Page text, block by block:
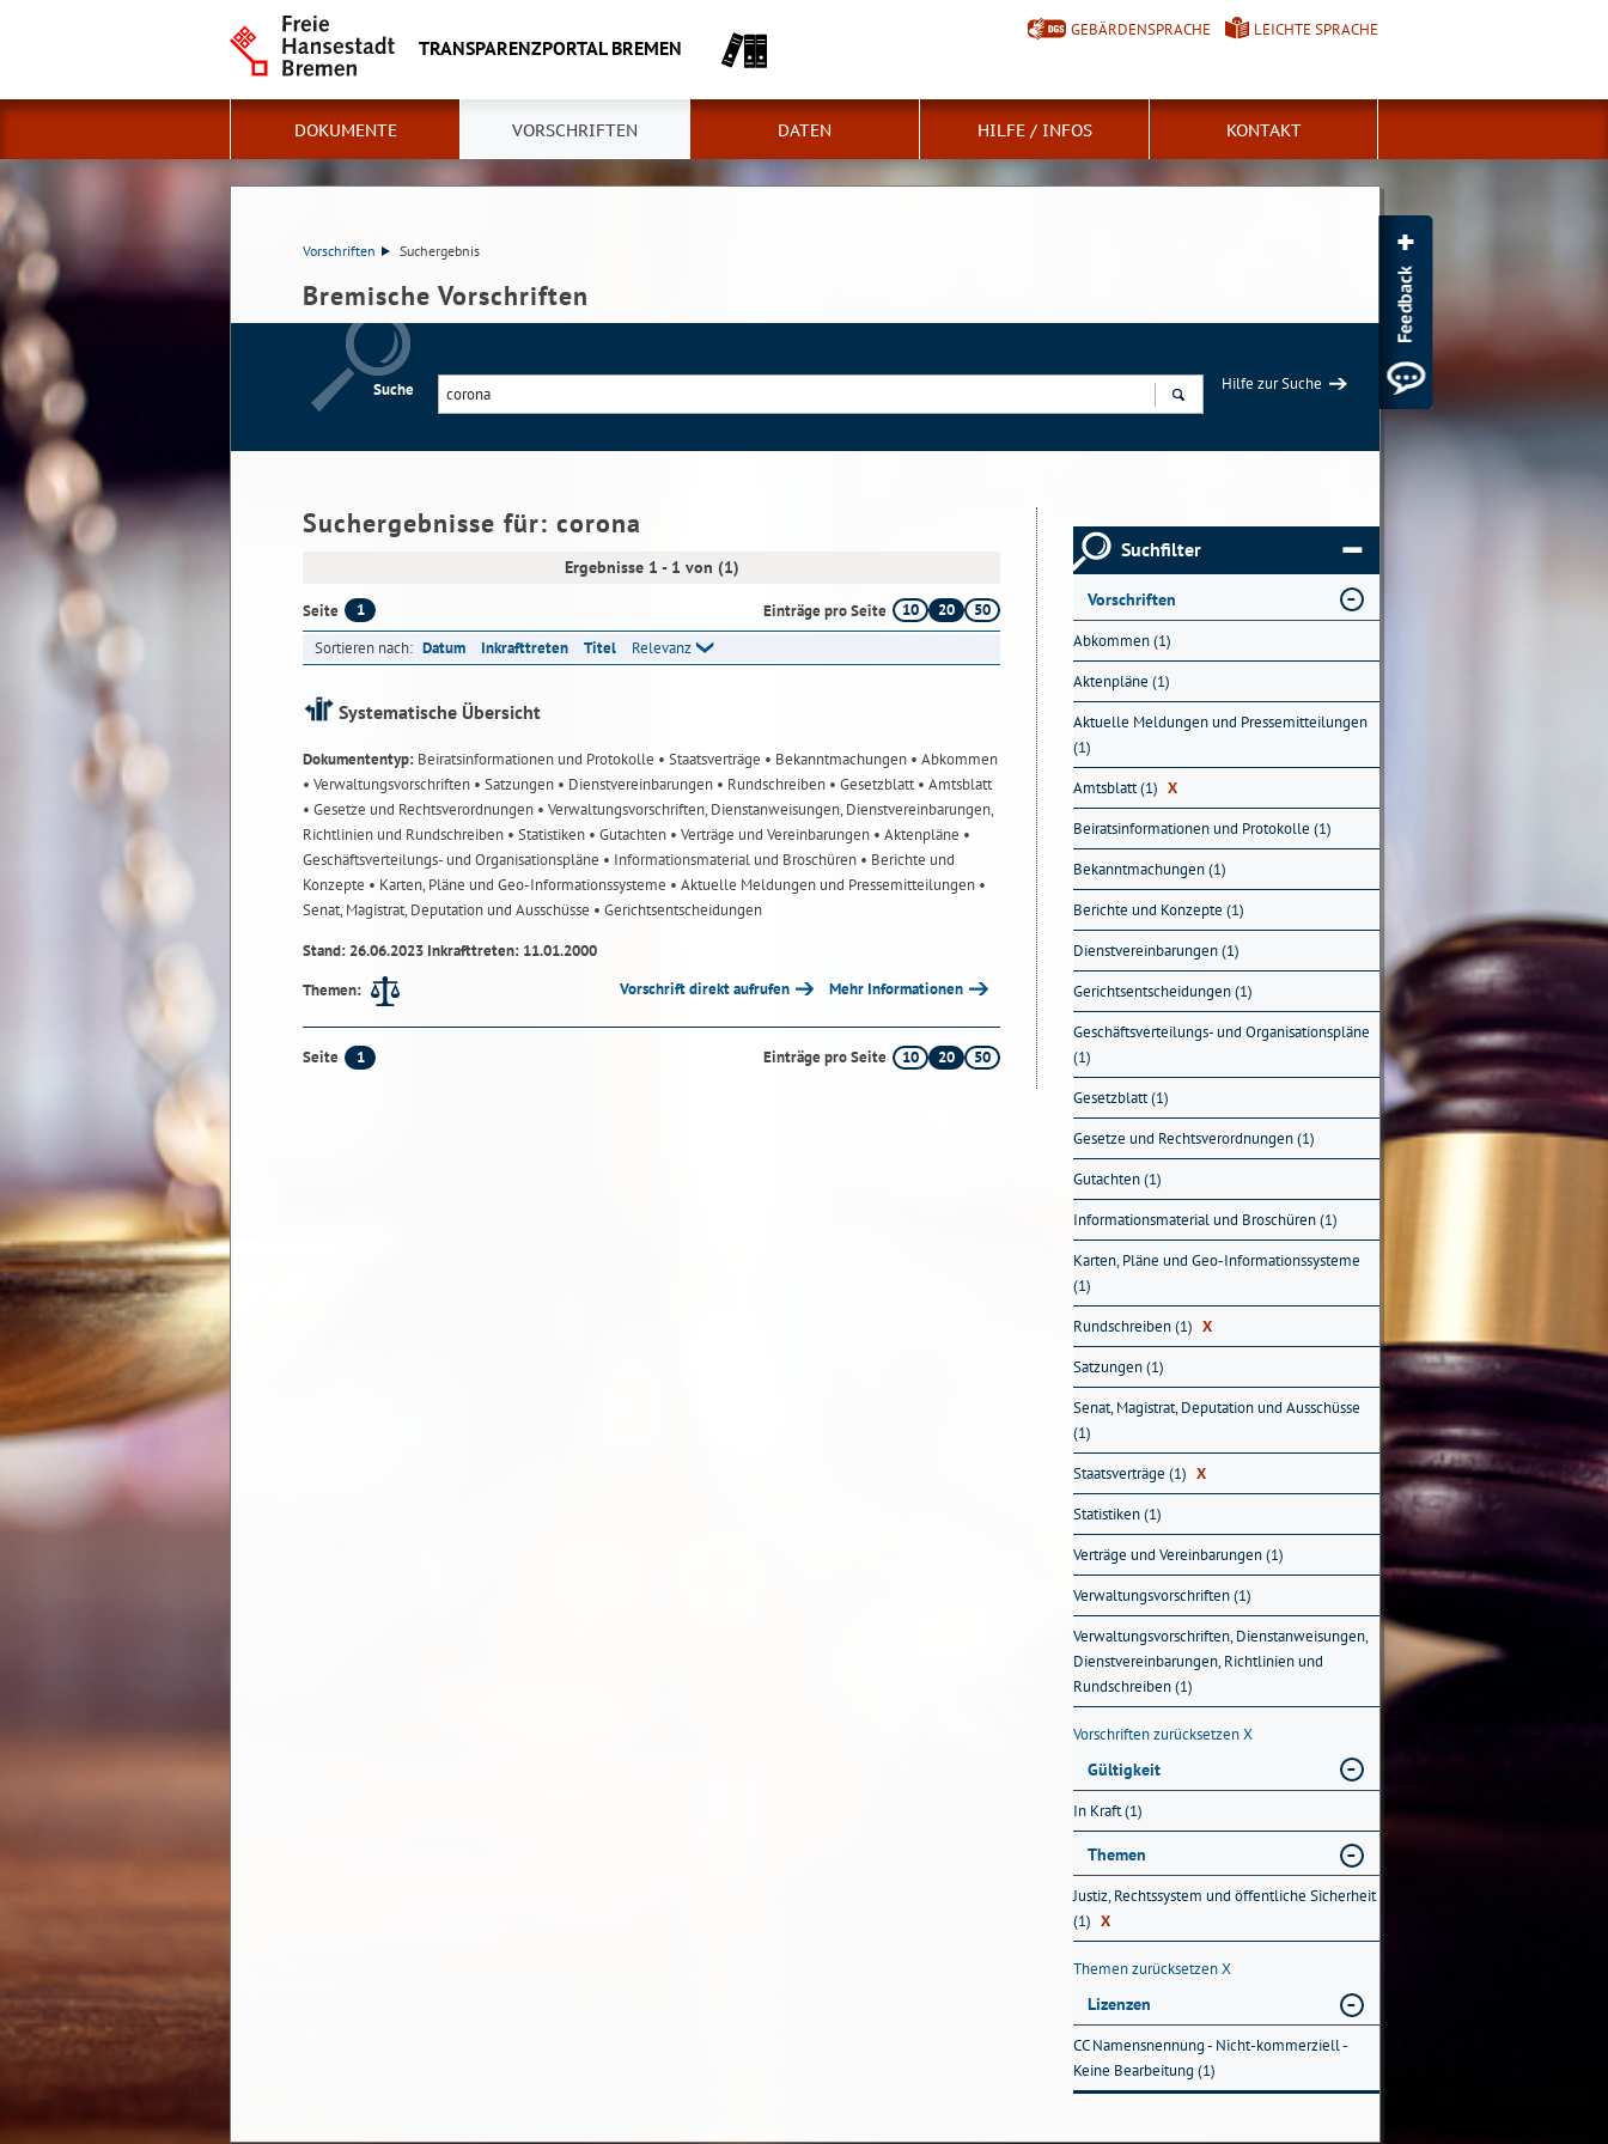
TRANSPARENZPORTAL BREMEN
GEBÄRDENSPRACHE LEICHTE SPRACHE
DOKUMENTE VORSCHRIFTEN DATEN HILFE / INFOS KONTAKT
Vorschriften Suchergebnis
Bremische Vorschriften
Suche
Hilfe zur Suche
Suchergebnisse für: corona
Ergebnisse 1 - 1 von (1)
Seite 1 Einträge pro Seite 10 20
50
Sortieren nach: Datum Inkrafttreten Titel Relevanz
Systematische Übersicht
Dokumententyp: Beiratsinformationen und Protokolle • Staatsverträge • Bekanntmachungen • Abkommen
• Verwaltungsvorschriften • Satzungen • Dienstvereinbarungen • Rundschreiben • Gesetzblatt• Amtsblatt
• Gesetze und Rechtsverordnungen • Verwaltungsvorschriften, Dienstanweisungen, Dienstvereinbarungen,
Richtlinien und Rundschreiben • Statistiken • Gutachten • Verträge und Vereinbarungen • Aktenpläne •
Geschäftsverteilungs- und Organisationspläne • Informationsmaterial und Broschüren • Berichte und
Konzepte • Karten, Pläne und Geo-Informationssysteme • Aktuelle Meldungen und Pressemitteilungen •
Senat, Magistrat, Deputation und Ausschüsse • Gerichtsentscheidungen
Stand: 26.06.2023 Inkrafttreten: 11.01.2000
Themen:
Vorschrift direkt aufrufen Mehr Informationen
Seite 1 Einträge pro Seite 10 20 50
Suchfilter
Vorschriften
Abkommen (1)
Aktenpläne (1)
Aktuelle Meldungen und Pressemitteilungen
(1)
Amtsblatt (1) X
Beiratsinformationen und Protokolle (1)
Bekanntmachungen (1)
Berichte und Konzepte (1)
Dienstvereinbarungen (1)
Gerichtsentscheidungen (1)
Geschäftsverteilungs- und Organisationspläne
(1)
Gesetzblatt (1)
Gesetze und Rechtsverordnungen (1)
Gutachten (1)
Informationsmaterial und Broschüren (1)
Karten, Pläne und Geo-Informationssysteme
(1)
Rundschreiben (1) X
Satzungen (1)
Senat, Magistrat, Deputation und Ausschüsse
(1)
Staatsverträge (1) X
Statistiken (1)
Verträge und Vereinbarungen (1)
Verwaltungsvorschriften (1)
Verwaltungsvorschriften, Dienstanweisungen,
Dienstvereinbarungen, Richtlinien und
Rundschreiben (1)
Vorschriften zurücksetzenX
Gültigkeit
In Kraft (1)
Themen
Justiz, Rechtssystem und öffentliche Sicherheit
(1) X
Themen zurücksetzenX
Lizenzen
CC Namensnennung - Nicht-kommerziell -
Keine Bearbeitung (1)